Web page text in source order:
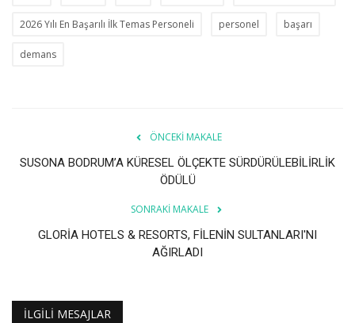
2026 Yılı En Başarılı İlk Temas Personeli personel başarı
demans
ÖNCEKI MAKALE
SUSONA BODRUM’A KÜRESEL ÖLÇEKTE SÜRDÜRÜLEBİLİRLİK
ÖDÜLÜ
SONRAKI MAKALE
GLORİA HOTELS & RESORTS, FİLENİN SULTANLARI'NI
AĞIRLADI
İLGILI MESAJLAR